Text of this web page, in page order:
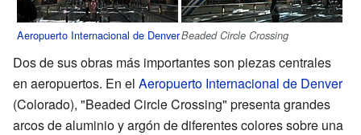
Aeropuerto Internacional de DenverBeaded Circle Crossing
Dos de sus obras más importantes son piezas centrales
en aeropuertos. En el Aeropuerto Internacional de Denver
(Colorado), "Beaded Circle Crossing" presenta grandes
arcos de aluminio y argón de diferentes colores sobre una